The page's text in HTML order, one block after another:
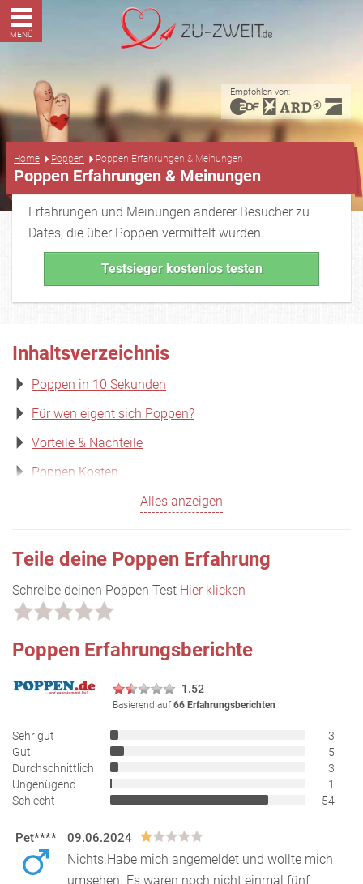
MENÜ
Empfohlen von:
Home Poppen Poppen Erfahrungen & Meinungen
Poppen Erfahrungen & Meinungen
Erfahrungen und Meinungen anderer Besucher zu
Dates, die über Poppen vermittelt wurden.
Testsieger kostenlos testen
Inhaltsverzeichnis
Poppen in 10 Sekunden
Für wen eigent sich Poppen?
Vorteile & Nachteile
Poppen Kosten
Alles anzeigen
Teile deine Poppen Erfahrung
Schreibe deinen Poppen Test Hier klicken
Poppen Erfahrungsberichte
1.52
Basierend auf 66 Erfahrungsberichten
Sehr gut
3
Gut
5
Durchschnittlich
3
Ungenügend
1
Schlecht
54
Pet**** 09.06.2024
Nichts.Habe mich angemeldet und wollte mich
umsehen. Es waren noch nicht einmal fünf